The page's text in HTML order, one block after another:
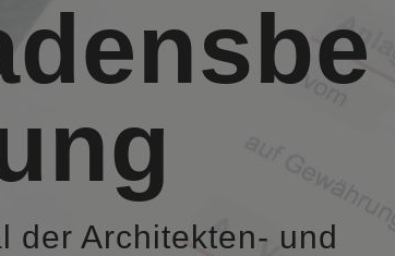
der Architekten- und